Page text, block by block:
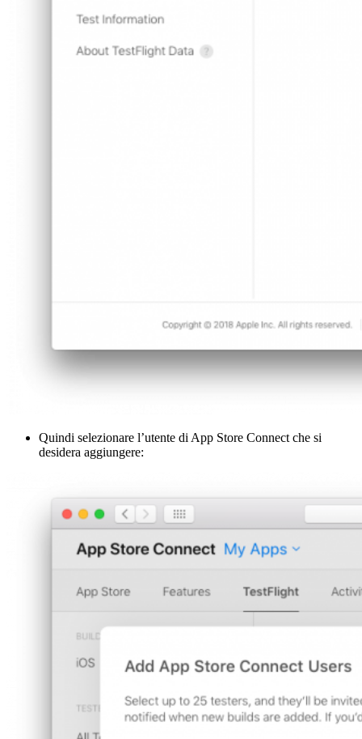
Quindi selezionare l’utente di App Store Connect che si
desidera aggiungere: